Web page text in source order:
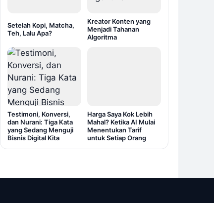
Setelah Kopi, Matcha,
Teh, Lalu Apa?
Kreator Konten yang
Menjadi Tahanan
Algoritma
Testimoni, Konversi,
dan Nurani: Tiga Kata
yang Sedang Menguji
Bisnis Digital Kita
Harga Saya Kok Lebih
Mahal? Ketika AI Mulai
Menentukan Tarif
untuk Setiap Orang